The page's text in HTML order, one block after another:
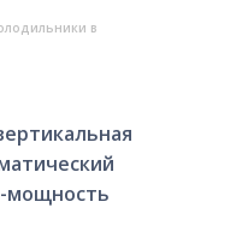
в
мощность